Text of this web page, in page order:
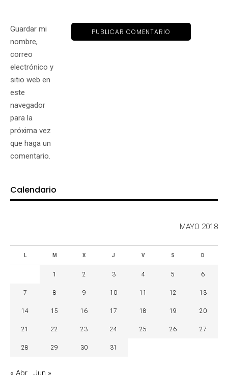
Guardar mi
nombre,
correo
electrónico y
sitio web en
este
navegador
para la
próxima vez
que haga un
comentario.
Calendario
MAYO 2018
L M X J V S D
1 2 3 4 5 6
7 8 9 10 11 12 13
14 15 16 17 18 19 20
21 22 23 24 25 26 27
28 29 30 31
« Abr Jun »